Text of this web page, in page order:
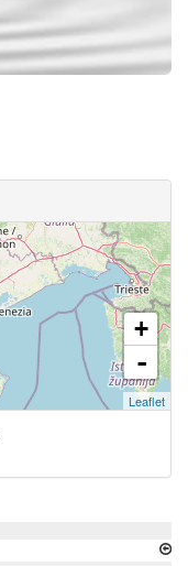
+
-
Leaflet